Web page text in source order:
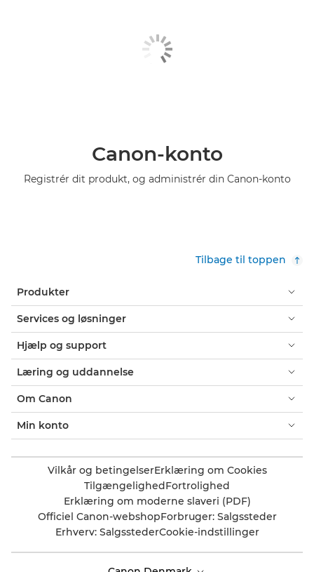
Canon-konto
Registrér dit produkt, og administrér din Canon-konto
Tilbage til toppen
Produkter
Services og løsninger
Hjælp og support
Læring og uddannelse
Om Canon
Min konto
Vilkår og betingelserErklæring om Cookies
TilgængelighedFortrolighed
Erklæring om moderne slaveri (PDF)
Officiel Canon-webshopForbruger: Salgssteder
Erhverv: SalgsstederCookie-indstillinger